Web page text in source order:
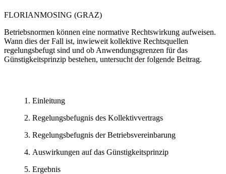
FLORIANMOSING (GRAZ)
Betriebsnormen können eine normative Rechtswirkung aufweisen.
Wann dies der Fall ist, inwieweit kollektive Rechtsquellen
regelungsbefugt sind und ob Anwendungsgrenzen für das
Günstigkeitsprinzip bestehen, untersucht der folgende Beitrag.
Einleitung
Regelungsbefugnis des Kollektivvertrags
Regelungsbefugnis der Betriebsvereinbarung
Auswirkungen auf das Günstigkeitsprinzip
Ergebnis